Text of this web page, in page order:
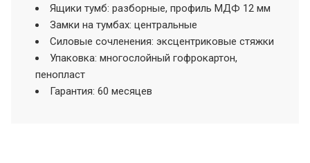
Ящики тумб: разборные, профиль МДФ 12 мм
Замки на тумбах: центральные
Силовые сочленения: эксцентриковые стяжки
Упаковка: многослойный гофрокартон,
пенопласт
Гарантия: 60 месяцев